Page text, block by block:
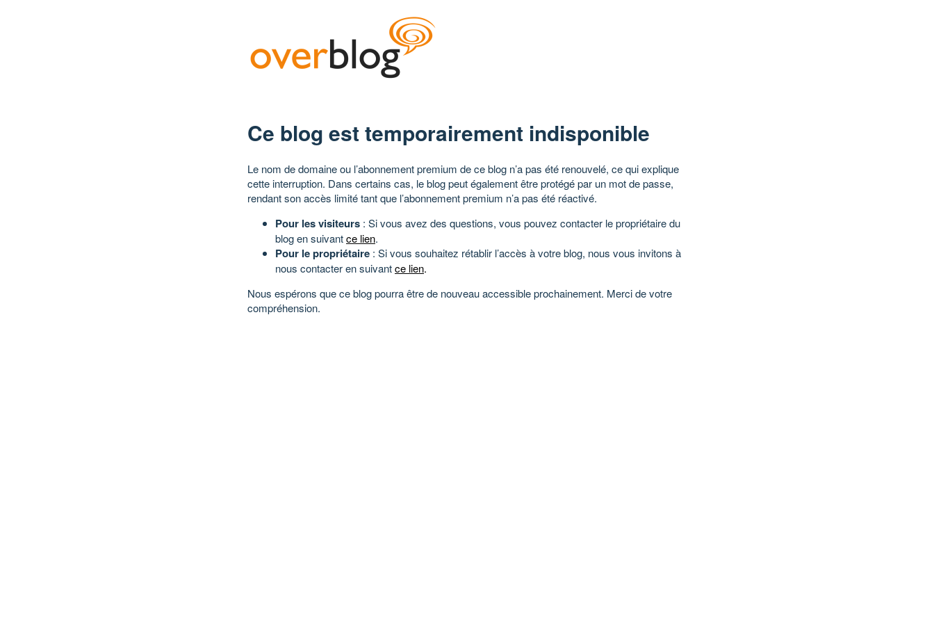
Ce blog est temporairement indisponible
Le nom de domaine ou l’abonnement premium de ce blog n’a pas été renouvelé, ce qui explique
cette interruption. Dans certains cas, le blog peut également être protégé par un mot de passe,
rendant son accès limité tant que l’abonnement premium n’a pas été réactivé.
Pour les visiteurs : Si vous avez des questions, vous pouvez contacter le propriétaire du
blog en suivantce lien.
Pour le propriétaire : Si vous souhaitez rétablir l’accès à votre blog, nous vous invitons à
nous contacter en suivantce lien.
Nous espérons que ce blog pourra être de nouveau accessible prochainement. Merci de votre
compréhension.